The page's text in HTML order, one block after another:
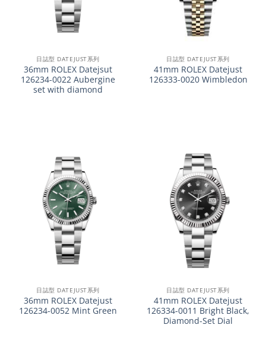
日誌型 DATEJUST系列
36mm ROLEX Datejsut
126234-0022 Aubergine
set with diamond
日誌型 DATEJUST系列
41mm ROLEX Datejust
126333-0020 Wimbledon
日誌型 DATEJUST系列
36mm ROLEX Datejust
126234-0052 Mint Green
日誌型 DATEJUST系列
41mm ROLEX Datejust
126334-0011 Bright Black,
Diamond-Set Dial